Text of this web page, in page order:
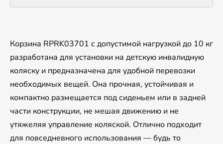
Корзина RPRK03701 с допустимой нагрузкой до 10 кг
разработана для установки на детскую инвалидную
коляску и предназначена для удобной перевозки
необходимых вещей. Она прочная, устойчивая и
компактно размещается под сиденьем или в задней
части конструкции, не мешая движению и не
утяжеляя управление коляской. Отлично подходит
для повседневного использования — будь то